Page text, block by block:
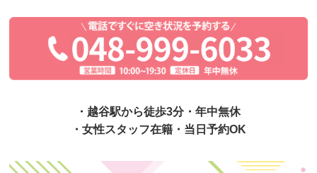
・越谷駅から徒歩3分・年中無休
・女性スタッフ在籍・当日予約OK